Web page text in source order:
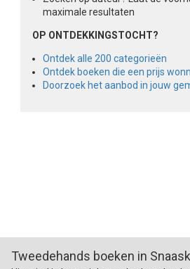
maximale resultaten
OP ONTDEKKINGSTOCHT?
Ontdek alle 200 categorieën
Ontdek boeken die een prijs
Doorzoek het aanbod in jouw
Tweedehands boeken in